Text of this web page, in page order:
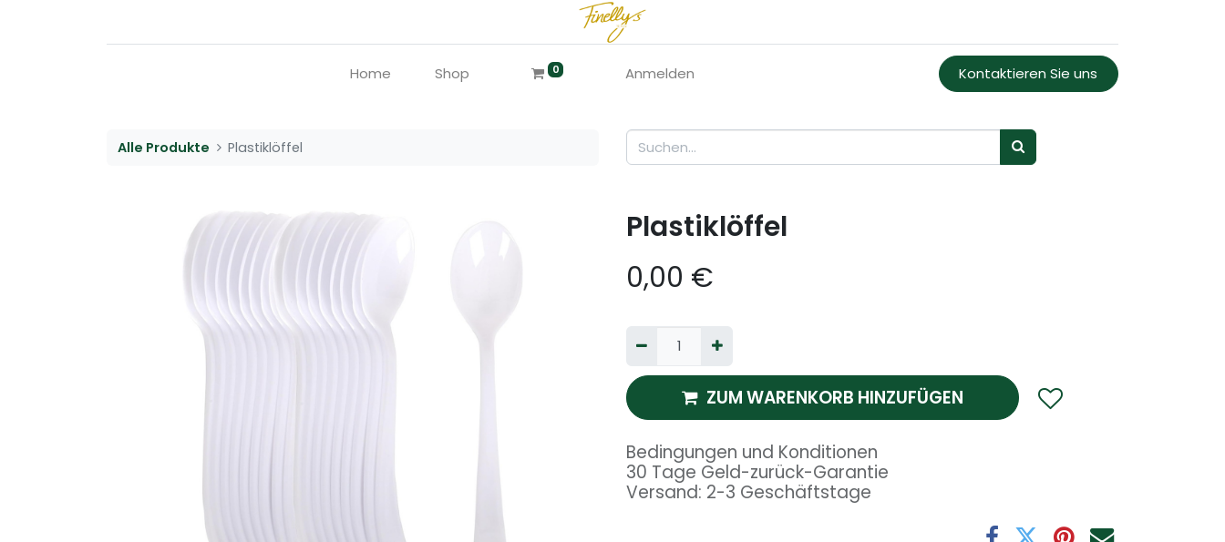
Home Shop 0 Anmelden Kontaktieren Sie uns
Alle Produkte Plastiklöffel
Plastiklöffel
0,00 €
ZUM WARENKORB HINZUFÜGEN
Bedingungen und Konditionen
30 Tage Geld-zurück-Garantie
Versand: 2-3 Geschäftstage